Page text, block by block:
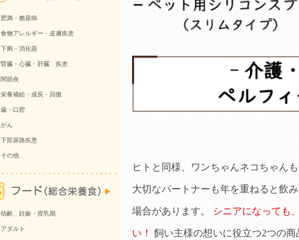
ヒトと同様、ワンちゃんネコちゃん
大切なパートナーも年を重ねると飲
場合があります。 シニアになっても
い！ 飼い主様の想いに役立つ2つの商
肥満・糖尿病
食物アレルギー・皮膚疾患
下痢・消化器
腎臓・心臓・肝臓 疾患
関節炎
栄養補給・成長・回復
歯・口腔
がん
下部尿路疾患
その他
幼齢、妊娠・授乳期
アダルト